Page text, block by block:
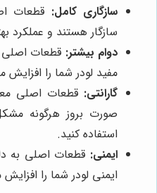
سازگاری کامل: قطعات
سازگار هستند و عملکرد
دوام بیشتر: قطعات اصلی
مفید لودر شما را
گارانتی: قطعات اصلی
صورت بروز هرگونه
استفاده کنید.
ایمنی: قطعات اصلی به
ایمنی لودر شما را